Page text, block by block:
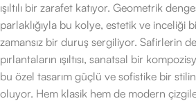
ışıltılı bir zarafet katıyor. Geometrik
parlaklığıyla bu kolye, estetik ve inceliği
zamansız bir duruş sergiliyor. Safirlerin
pırlantaların ışıltısı, sanatsal bir
bu özel tasarım güçlü ve sofistike bir stilin
oluyor. Hem klasik hem de modern